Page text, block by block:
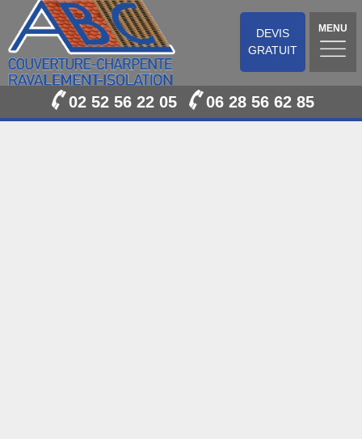
DEVIS
GRATUIT
MENU
02 52 56 22 05 06 28 56 62 85